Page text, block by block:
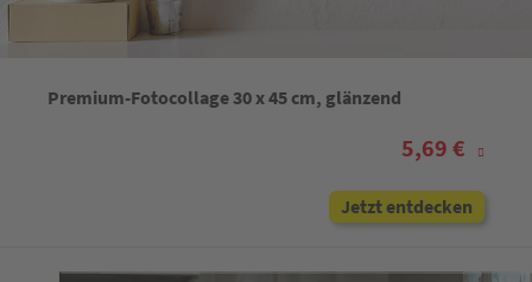
Premium-Fotocollage 30 x 45 cm, glänzend
5,69 €
Jetzt entdecken